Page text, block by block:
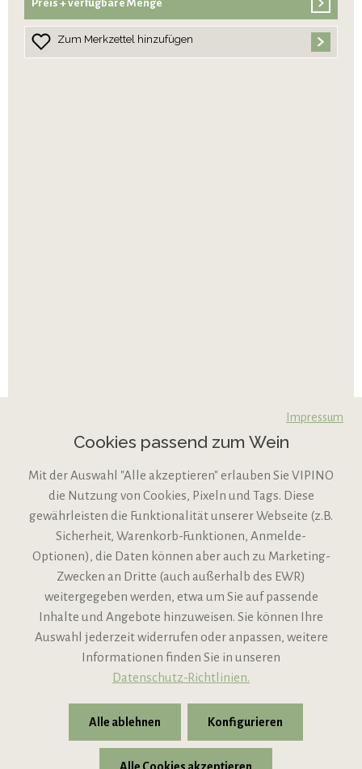
Preis + verfügbare Menge
Zum Merkzettel hinzufügen
VIPINO Service
Informationen
Support
Impressum
Cookies passend zum Wein
Mit der Auswahl "Alle akzeptieren" erlauben Sie VIPINO
die Nutzung von Cookies, Pixeln und Tags. Diese
gewährleisten die Funktionalität unserer Webseite (z.B.
Sicherheit, Warenkorb-Funktionen, Anmelde-
Optionen), die Daten können aber auch zu Marketing-
Zwecken an Dritte (auch außerhalb des EWR)
weitergegeben werden, etwa um Sie auf passende
Inhalte und Angebote hinzuweisen. Sie können Ihre
Auswahl jederzeit widerrufen oder anpassen, weitere
Informationen finden Sie in unseren
Datenschutz-Richtlinien.
Alle ablehnen Konfigurieren